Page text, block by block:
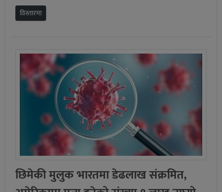
विस्तारमा
छिमेकी मुलुक भारतमा डेढलाख संक्रमित,